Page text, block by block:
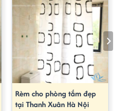
Rèm cho phòng tắm đẹp
tại Thanh Xuân Hà Nội